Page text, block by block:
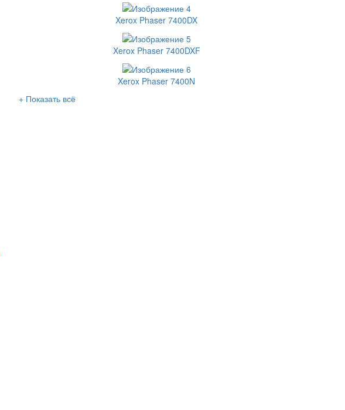
Xerox Phaser 7400DX
Xerox Phaser 7400DXF
Xerox Phaser 7400N
+ Показать всё